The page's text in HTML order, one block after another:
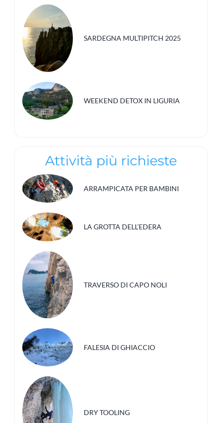
SARDEGNA MULTIPITCH 2025
WEEKEND DETOX IN LIGURIA
Attività più richieste
ARRAMPICATA PER BAMBINI
LA GROTTA DELL’EDERA
TRAVERSO DI CAPO NOLI
FALESIA DI GHIACCIO
DRY TOOLING